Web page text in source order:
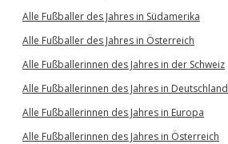
Alle Fußballer des Jahres in Südamerika
Alle Fußballer des Jahres in Österreich
Alle Fußballerinnen des Jahres in der Schweiz
Alle Fußballerinnen des Jahres in Deutschland
Alle Fußballerinnen des Jahres in Europa
Alle Fußballerinnen des Jahres in Österreich